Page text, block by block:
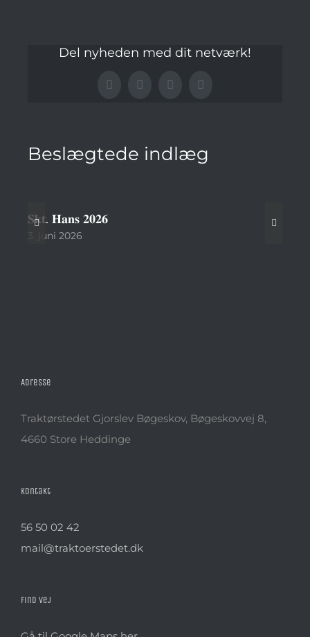
Del nyheden med dit netværk!
FacebookLinkedInPinterest
E-
Beslægtede indlæg
𝐒𝐤𝐭. 𝐇𝐚𝐧𝐬 𝟐𝟎𝟐𝟔
3. juni 2026
Adresse
Traktørstedet Gjorslev Bøgeskov, Bøgeskovvej 8,
4660 Store Heddinge
Kontakt
56 50 02 42
mail@traktoerstedet.dk
Find vej